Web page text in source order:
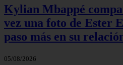
Kylian Mbappé
vez una foto de Ester
paso más en su
05/08/2026